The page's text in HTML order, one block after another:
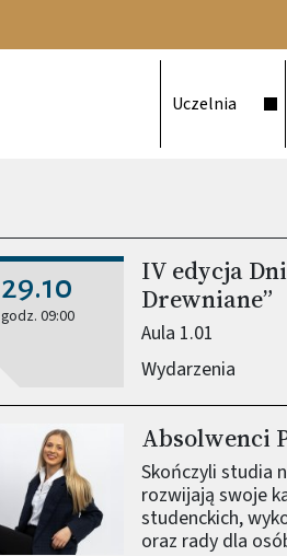
Uczelnia
29.10
godz. 09:00
IV edycja
Drewniane”
Aula 1.01
Wydarzenia
Obraz (old) Absolwenci
Skończyli studia
rozwijają swoje
studenckich,
oraz rady dla